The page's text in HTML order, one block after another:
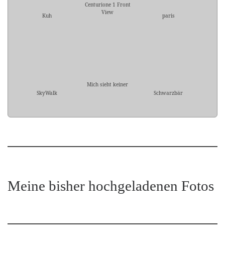
Kuh
Centurione 1 Front
View
paris
SkyWalk
Mich sieht keiner
Schwarzbär
Meine bisher hochgeladenen Fotos